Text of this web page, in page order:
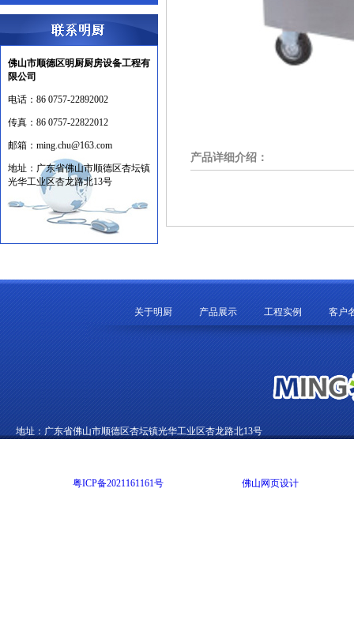
佛山市顺德区明厨厨房设备工程有
限公司
电话： 86 0757-22892002
传真： 86 0757-22822012
邮箱： ming.chu@163.com
地址： 广东省佛山市顺德区杏坛镇
光华工业区杏龙路北13号
产品详细介绍：
关于明厨 产品展示 工程实例 客户
地址：广东省佛山市顺德区杏坛镇光华工业区杏龙路北13号
粤ICP备2021161161号 佛山网页设计